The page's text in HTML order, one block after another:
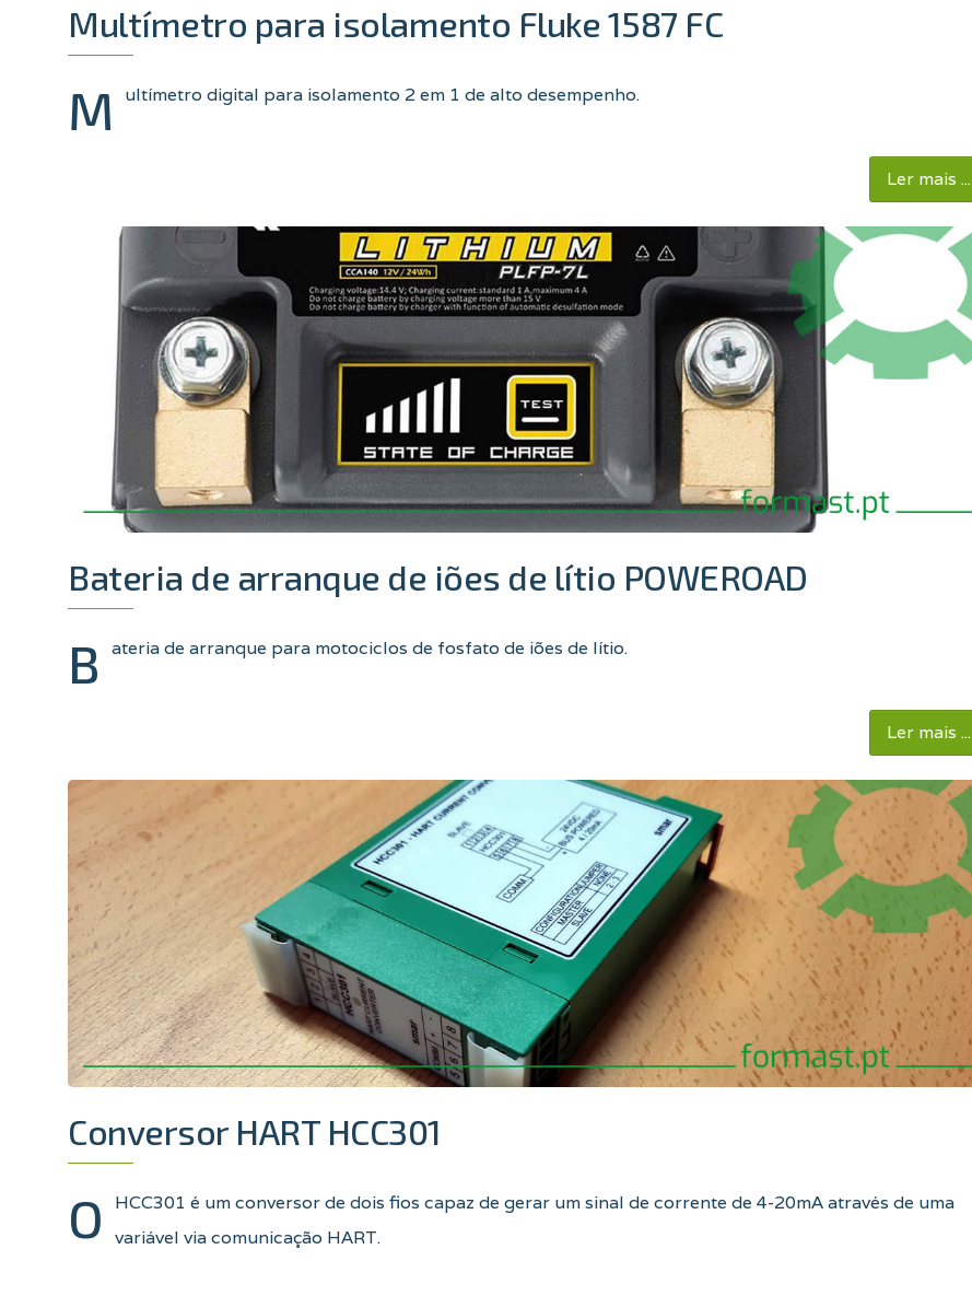
Multímetro para isolamento Fluke 1587 FC
M ultímetro digital para isolamento 2 em 1 de alto desempenho.
Ler mais ...
Bateria de arranque de iões de lítio POWEROAD
B ateria de arranque para motociclos de fosfato de iões de lítio.
Ler mais ...
Conversor HART HCC301
O
HCC301 é um conversor de dois fios capaz de gerar um sinal de corrente de 4-20mA através de uma
variável via comunicação HART.